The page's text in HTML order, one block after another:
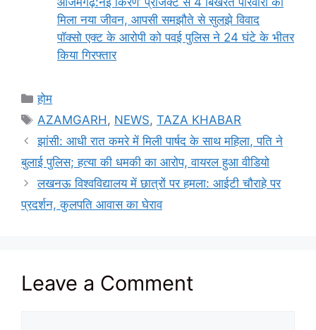
मिला नया जीवन, आपसी समझौते से सुलझे विवाद
पॉक्सो एक्ट के आरोपी को पवई पुलिस ने 24 घंटे के भीतर
किया गिरफ्तार
Categories
होम
Tags
AZAMGARH , NEWS,TAZA KHABAR
झांसी: आधी रात कमरे में मिली पार्षद के साथ महिला, पति ने
बुलाई पुलिस; हत्या की धमकी का आरोप, वायरल हुआ वीडियो
लखनऊ विश्वविद्यालय में छात्रों पर हमला: आईटी चौराहे पर
प्रदर्शन, कुलपति आवास का घेराव
Leave a Comment